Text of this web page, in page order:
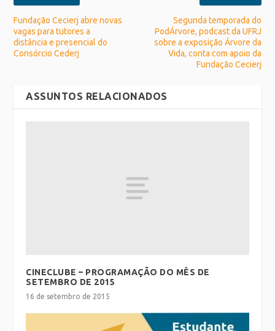
Fundação Cecierj abre novas
vagas para tutores a
distância e presencial do
Consórcio Cederj
Segunda temporada do
PodÁrvore, podcast da UFRJ
sobre a exposição Árvore da
Vida, conta com apoio da
Fundação Cecierj
ASSUNTOS RELACIONADOS
CINECLUBE – PROGRAMAÇÃO DO MÊS DE
SETEMBRO DE 2015
16 de setembro de 2015